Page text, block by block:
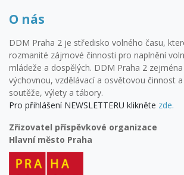
O nás
DDM Praha 2 je středisko volného času,
rozmanité zájmové činnosti pro naplnění
mládeže a dospělých. DDM Praha 2
výchovnou, vzdělávací a osvětovou činnost
soutěže, výlety a tábory.
Pro přihlášení NEWSLETTERU klikněte zde.
Zřizovatel příspěvkové organizace
Hlavní město Praha